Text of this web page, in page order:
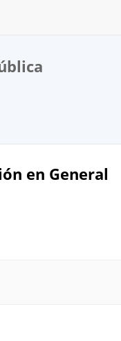
en General